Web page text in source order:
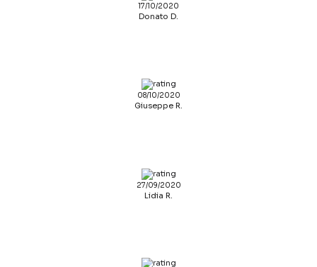
17/10/2020
Donato D.
08/10/2020
Giuseppe R.
27/09/2020
Lidia R.